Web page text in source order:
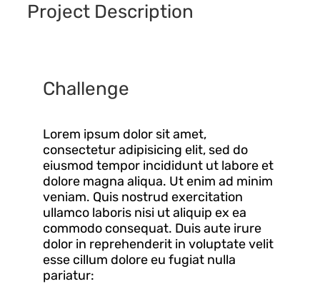
Project Description
Challenge
Lorem ipsum dolor sit amet,
consectetur adipisicing elit, sed do
eiusmod tempor incididunt ut labore et
dolore magna aliqua. Ut enim ad minim
veniam. Quis nostrud exercitation
ullamco laboris nisi ut aliquip ex ea
commodo consequat. Duis aute irure
dolor in reprehenderit in voluptate velit
esse cillum dolore eu fugiat nulla
pariatur: